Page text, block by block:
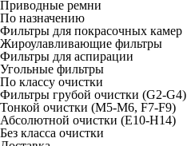
Приводные ремни
По назначению
Фильтры для покрасочных камер
Жироулавливающие фильтры
Фильтры для аспирации
Угольные фильтры
По классу очистки
Фильтры грубой очистки (G2-G4)
Тонкой очистки (М5-М6, F7-F9)
Абсолютной очистки (Е10-H14)
Без класса очистки